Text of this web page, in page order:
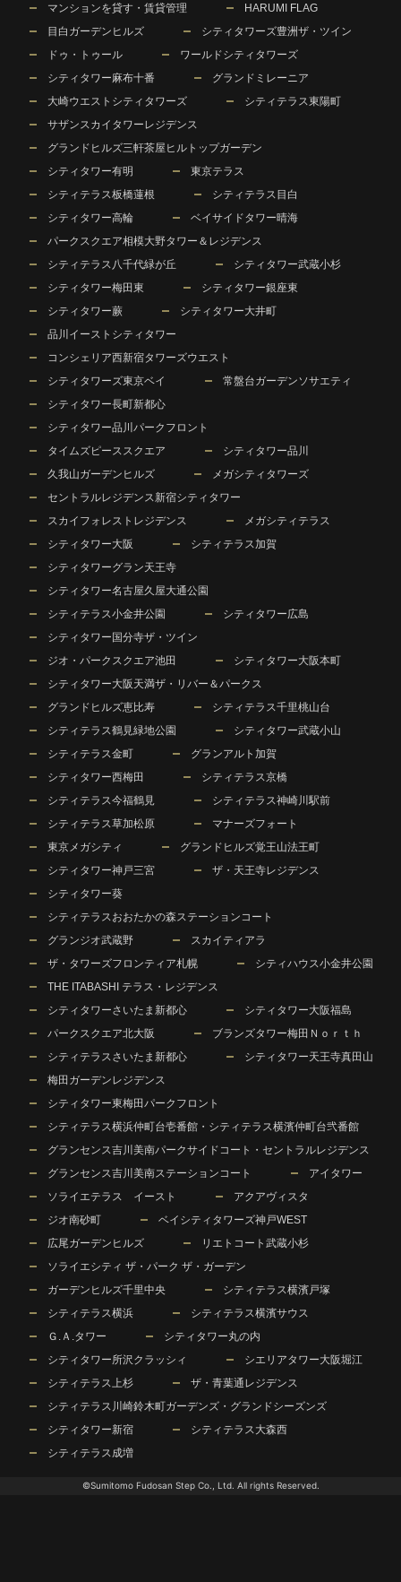
マンションを貸す・賃貸管理
HARUMI FLAG
目白ガーデンヒルズ
シティタワーズ豊洲ザ・ツイン
ドゥ・トゥール
ワールドシティタワーズ
シティタワー麻布十番
グランドミレーニア
大崎ウエストシティタワーズ
シティテラス東陽町
サザンスカイタワーレジデンス
グランドヒルズ三軒茶屋ヒルトップガーデン
シティタワー有明
東京テラス
シティテラス板橋蓮根
シティテラス目白
シティタワー高輪
ベイサイドタワー晴海
パークスクエア相模大野タワー＆レジデンス
シティテラス八千代緑が丘
シティタワー武蔵小杉
シティタワー梅田東
シティタワー銀座東
シティタワー蕨
シティタワー大井町
品川イーストシティタワー
コンシェリア西新宿タワーズウエスト
シティタワーズ東京ベイ
常盤台ガーデンソサエティ
シティタワー長町新都心
シティタワー品川パークフロント
タイムズピーススクエア
シティタワー品川
久我山ガーデンヒルズ
メガシティタワーズ
セントラルレジデンス新宿シティタワー
スカイフォレストレジデンス
メガシティテラス
シティタワー大阪
シティテラス加賀
シティタワーグラン天王寺
シティタワー名古屋久屋大通公園
シティテラス小金井公園
シティタワー広島
シティタワー国分寺ザ・ツイン
ジオ・パークスクエア池田
シティタワー大阪本町
シティタワー大阪天満ザ・リバー＆パークス
グランドヒルズ恵比寿
シティテラス千里桃山台
シティテラス鶴見緑地公園
シティタワー武蔵小山
シティテラス金町
グランアルト加賀
シティタワー西梅田
シティテラス京橋
シティテラス今福鶴見
シティテラス神崎川駅前
シティテラス草加松原
マナーズフォート
東京メガシティ
グランドヒルズ覚王山法王町
シティタワー神戸三宮
ザ・天王寺レジデンス
シティタワー葵
シティテラスおおたかの森ステーションコート
グランジオ武蔵野
スカイティアラ
ザ・タワーズフロンティア札幌
シティハウス小金井公園
THE ITABASHI テラス・レジデンス
シティタワーさいたま新都心
シティタワー大阪福島
パークスクエア北大阪
ブランズタワー梅田Ｎｏｒｔｈ
シティテラスさいたま新都心
シティタワー天王寺真田山
梅田ガーデンレジデンス
シティタワー東梅田パークフロント
シティテラス横浜仲町台壱番館・シティテラス横濱仲町台弐番館
グランセンス吉川美南パークサイドコート・セントラルレジデンス
グランセンス吉川美南ステーションコート
アイタワー
ソライエテラス イースト
アクアヴィスタ
ジオ南砂町
ベイシティタワーズ神戸WEST
広尾ガーデンヒルズ
リエトコート武蔵小杉
ソライエシティ ザ・パーク ザ・ガーデン
ガーデンヒルズ千里中央
シティテラス横濱戸塚
シティテラス横浜
シティテラス横濱サウス
Ｇ.Ａ.タワー
シティタワー丸の内
シティタワー所沢クラッシィ
シエリアタワー大阪堀江
シティテラス上杉
ザ・青葉通レジデンス
シティテラス川崎鈴木町ガーデンズ・グランドシーズンズ
シティタワー新宿
シティテラス大森西
シティテラス成増
©Sumitomo Fudosan Step Co., Ltd. All rights Reserved.